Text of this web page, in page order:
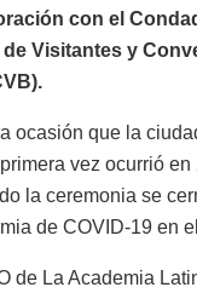
con el
de Visitantes y
ocasión que la
vez ocurrió
la ceremonia se
de COVID-19 en
de La Academia